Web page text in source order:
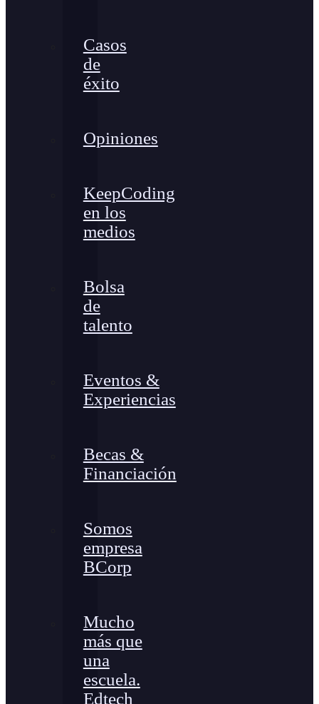
Casos
de
éxito
Opiniones
KeepCoding
en los
medios
Bolsa
de
talento
Eventos &
Experiencias
Becas &
Financiación
Somos
empresa
BCorp
Mucho
más que
una
escuela.
Edtech